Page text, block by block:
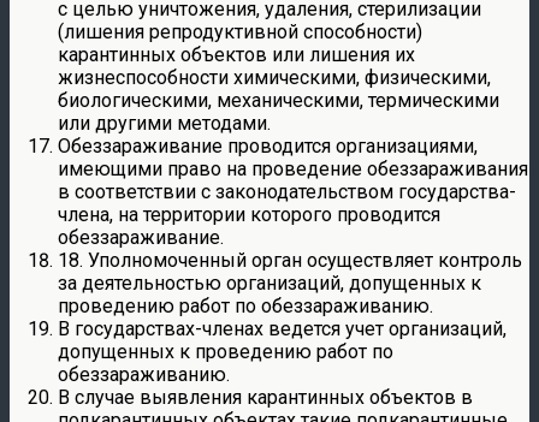
с целью уничтожения, удаления, стерилизации
(лишения репродуктивной способности)
карантинных объектов или лишения их
жизнеспособности химическими, физическими,
биологическими, механическими, термическими
или другими методами.
Обеззараживание проводится организациями,
имеющими право на проведение обеззараживания
в соответствии с законодательством государства-
члена, на территории которого проводится
обеззараживание.
18. Уполномоченный орган осуществляет контроль
за деятельностью организаций, допущенных к
проведению работ по обеззараживанию.
В государствах-членах ведется учет организаций,
допущенных к проведению работ по
обеззараживанию.
В случае выявления карантинных объектов в